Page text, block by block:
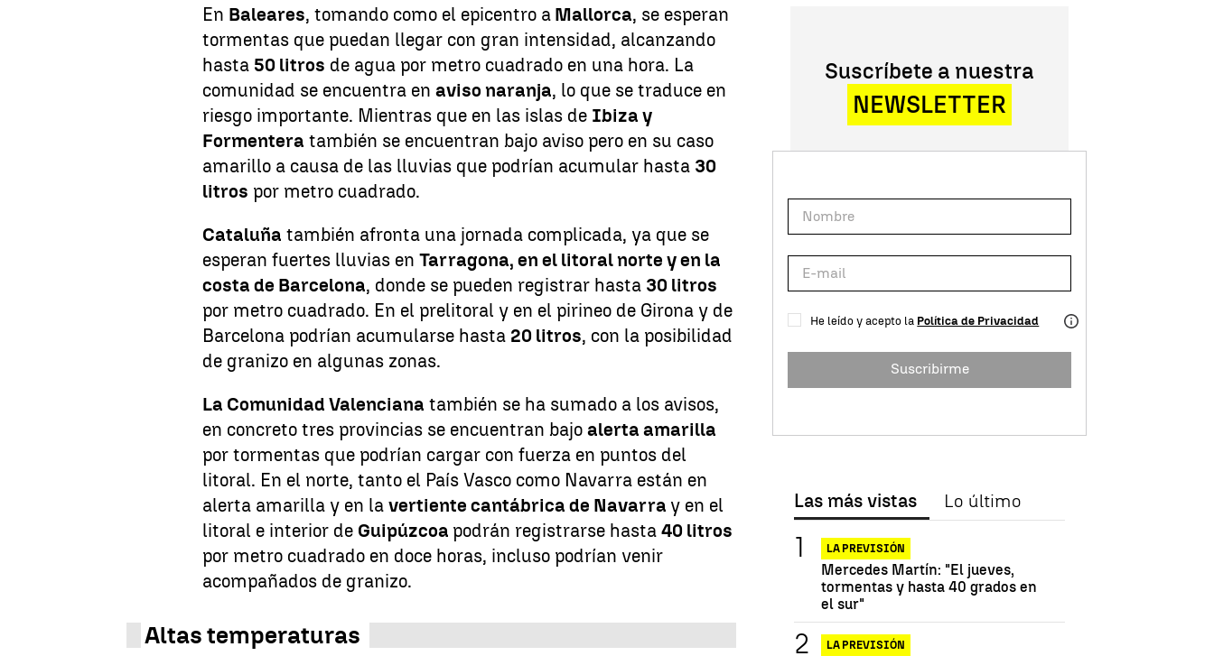
En Baleares, tomando como el epicentro a Mallorca, se esperan
tormentas que puedan llegar con gran intensidad, alcanzando
hasta 50 litros de agua por metro cuadrado en una hora. La
comunidad se encuentra enaviso naranja, lo que se traduce en
riesgo importante. Mientras que en las islas de Ibiza y
Formentera también se encuentran bajo aviso pero en su caso
amarillo a causa de las lluvias que podrían acumular hasta 30
litros por metro cuadrado.
Cataluña también afronta una jornada complicada, ya que se
esperan fuertes lluvias enTarragona, en el litoral norte y en la
costa de Barcelona, donde se pueden registrar hasta 30 litros
por metro cuadrado. En el prelitoral y en el pirineo de Girona y de
Barcelona podrían acumularse hasta 20 litros, con la posibilidad
de granizo en algunas zonas.
La Comunidad Valenciana también se ha sumado a los avisos,
en concreto tres provincias se encuentran bajoalerta amarilla
por tormentas que podrían cargar con fuerza en puntos del
litoral. En el norte, tanto el País Vasco como Navarra están en
alerta amarilla y en lavertiente cantábrica de Navarra y en el
litoral e interior de Guipúzcoa podrán registrarse hasta40 litros
por metro cuadrado en doce horas, incluso podrían venir
acompañados de granizo.
Altas temperaturas
Suscríbete a nuestra
NEWSLETTER
He leído y acepto la Política de Privacidad
Suscribirme
Las más vistas Lo último
LA PREVISIÓN
Mercedes Martín: "El jueves,
tormentas y hasta 40 grados en
el sur"
LA PREVISIÓN